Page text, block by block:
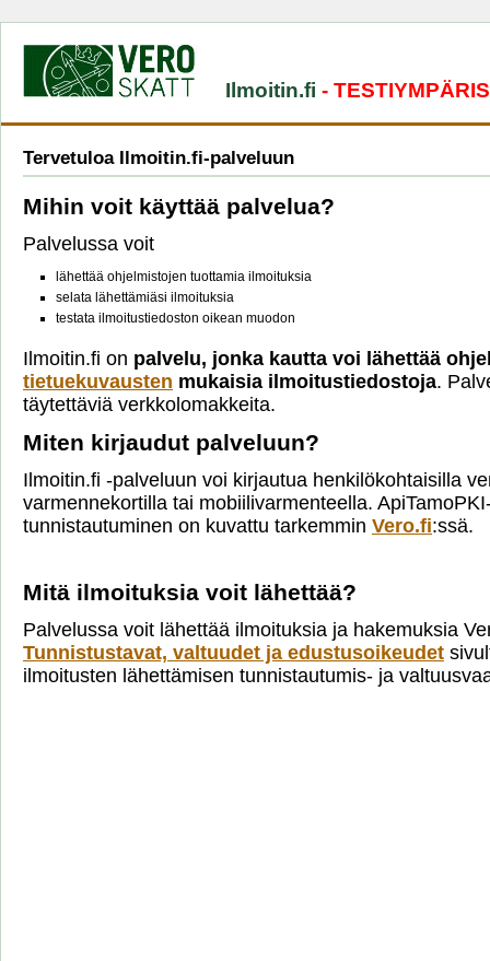
Ilmoitin.fi -
Tervetuloa Ilmoitin.fi-palveluun
Mihin voit käyttää palvelua?
Palvelussa voit
lähettää ohjelmistojen tuottamia ilmoituksia
selata lähettämiäsi ilmoituksia
testata ilmoitustiedoston oikean muodon
Ilmoitin.fi on palvelu, jonka kautta voi lähettää
tietuekuvausten mukaisia ilmoitustiedostoja.
täytettäviä verkkolomakkeita.
Miten kirjaudut palveluun?
Ilmoitin.fi -palveluun voi kirjautua henkilökohtaisilla
varmennekortilla tai mobiilivarmenteella.
tunnistautuminen on kuvattu tarkemmin Vero.fi:ssä.
Mitä ilmoituksia voit lähettää?
Palvelussa voit lähettää ilmoituksia ja hakemuksia
Tunnistustavat, valtuudet ja edustusoikeudet
ilmoitusten lähettämisen tunnistautumis- ja